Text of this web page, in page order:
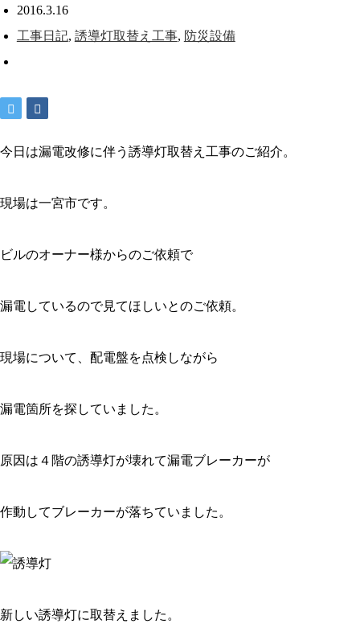
2016.3.16
工事日記, 誘導灯取替え工事, 防災設備
今日は漏電改修に伴う誘導灯取替え工事のご紹介。
現場は一宮市です。
ビルのオーナー様からのご依頼で
漏電しているので見てほしいとのご依頼。
現場について、配電盤を点検しながら
漏電箇所を探していました。
原因は４階の誘導灯が壊れて漏電ブレーカーが
作動してブレーカーが落ちていました。
新しい誘導灯に取替えました。